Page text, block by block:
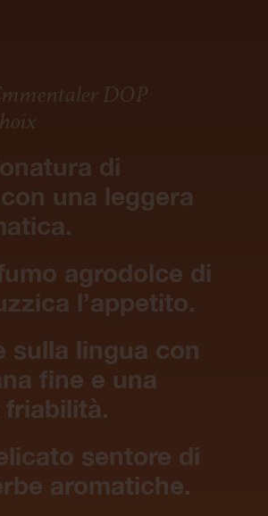
DOP
di
una leggera
agrodolce di
l’appetito.
sulla lingua con
fine e una
friabilità.
sentore di
aromatiche.